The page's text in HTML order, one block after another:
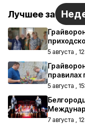
Лучшее за
5 августа ,
правилах
5 августа ,
7 августа ,